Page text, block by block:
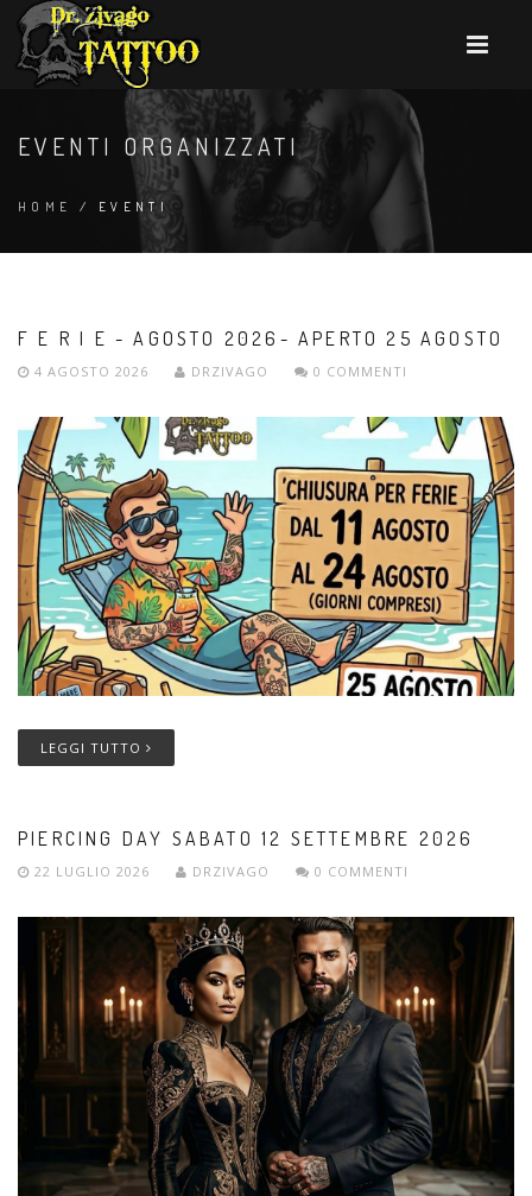
EVENTI ORGANIZZATI
HOME / EVENTI
F E R I E - AGOSTO 2026- APERTO 25 AGOSTO
4 AGOSTO 2026 DRZIVAGO 0 COMMENTI
LEGGI TUTTO
PIERCING DAY SABATO 12 SETTEMBRE 2026
22 LUGLIO 2026 DRZIVAGO 0 COMMENTI